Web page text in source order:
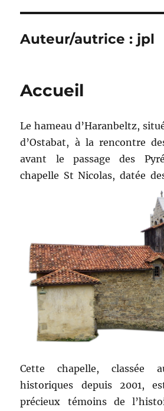
Auteur/autrice : jpl
Accueil
Le hameau d’Haranbeltz,
d’Ostabat, à la rencontre
avant le passage des
chapelle St Nicolas, datée
Cette chapelle, classée
historiques depuis 2001,
précieux témoins de